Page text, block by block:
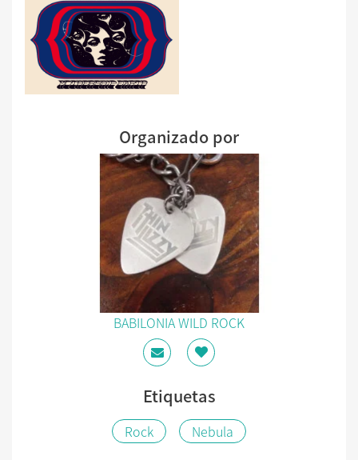
Organizado por
BABILONIA WILD ROCK
Etiquetas
Rock Nebula